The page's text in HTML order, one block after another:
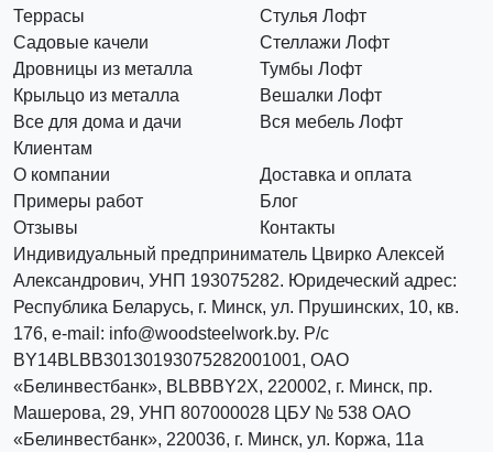
Террасы
Садовые качели
Дровницы из металла
Крыльцо из металла
Все для дома и дачи
Стулья Лофт
Стеллажи Лофт
Тумбы Лофт
Вешалки Лофт
Вся мебель Лофт
Клиентам
О компании
Доставка и оплата
Примеры работ
Блог
Отзывы
Контакты
Индивидуальный предприниматель Цвирко Алексей
Александрович, УНП 193075282. Юридеческий адрес:
Республика Беларусь, г. Минск, ул. Прушинских, 10, кв.
176, e-mail: info@woodsteelwork.by. Р/с
BY14BLBB30130193075282001001, ОАО
«Белинвестбанк», BLBBBY2X, 220002, г. Минск, пр.
Машерова, 29, УНП 807000028 ЦБУ № 538 ОАО
«Белинвестбанк», 220036, г. Минск, ул. Коржа, 11а